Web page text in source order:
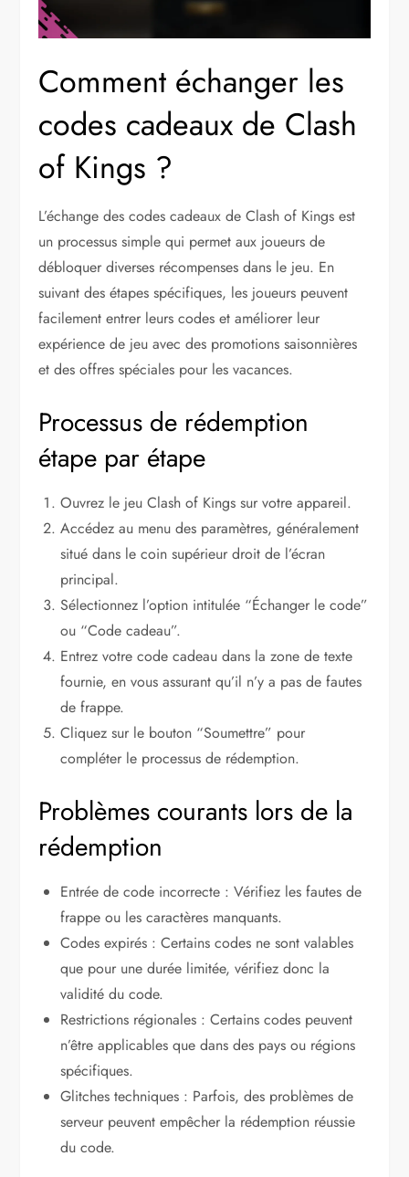
Comment échanger les
codes cadeaux de Clash
of Kings ?
L’échange des codes cadeaux de Clash of Kings est
un processus simple qui permet aux joueurs de
débloquer diverses récompenses dans le jeu. En
suivant des étapes spécifiques, les joueurs peuvent
facilement entrer leurs codes et améliorer leur
expérience de jeu avec des promotions saisonnières
et des offres spéciales pour les vacances.
Processus de rédemption
étape par étape
Ouvrez le jeu Clash of Kings sur votre appareil.
Accédez au menu des paramètres, généralement
situé dans le coin supérieur droit de l’écran
principal.
Sélectionnez l’option intitulée “Échanger le code”
ou “Code cadeau”.
Entrez votre code cadeau dans la zone de texte
fournie, en vous assurant qu’il n’y a pas de fautes
de frappe.
Cliquez sur le bouton “Soumettre” pour
compléter le processus de rédemption.
Problèmes courants lors de la
rédemption
Entrée de code incorrecte : Vérifiez les fautes de
frappe ou les caractères manquants.
Codes expirés : Certains codes ne sont valables
que pour une durée limitée, vérifiez donc la
validité du code.
Restrictions régionales : Certains codes peuvent
n’être applicables que dans des pays ou régions
spécifiques.
Glitches techniques : Parfois, des problèmes de
serveur peuvent empêcher la rédemption réussie
du code.